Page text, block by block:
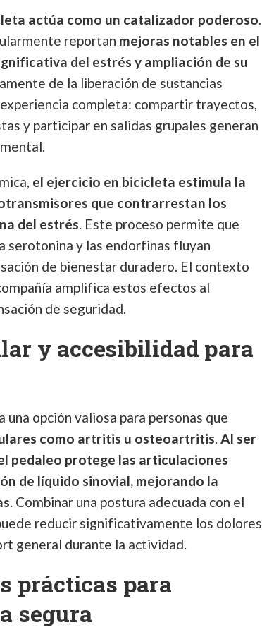
actúa como un catalizador poderoso.
reportan mejoras notables en el
del estrés y ampliación de su
de la liberación de sustancias
completa: compartir trayectos,
y participar en salidas grupales generan
el ejercicio en bicicleta estimula la
que contrarrestan los
del estrés. Este proceso permite que
serotonina y las endorfinas fluyan
de bienestar duradero. El contexto
amplifica estos efectos al
de seguridad.
y accesibilidad para
opción valiosa para personas que
como artritis u osteoartritis. Al ser
pedaleo protege las articulaciones
de líquido sinovial, mejorando la
. Combinar una postura adecuada con el
reducir significativamente los dolores
general durante la actividad.
prácticas para
segura